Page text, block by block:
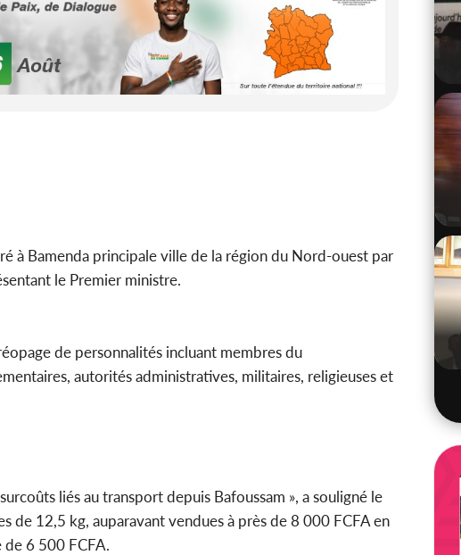
à Bamenda principale ville de la région du Nord-ouest par
le Premier ministre.
de personnalités incluant membres du
autorités administratives, militaires, religieuses et
liés au transport depuis Bafoussam », a souligné le
de 12,5 kg, auparavant vendues à près de 8 000 FCFA en
de 6 500 FCFA.
POLITIQUE
Côte d'Ivoire : Fête nationale,
Alassane Ouattara accorde
la grâce à 4 661...
conseiller de Soro a recou...